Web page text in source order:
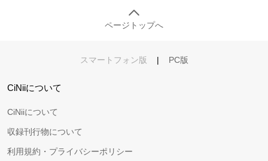
ページトップへ
スマートフォン版 | PC版
CiNiiについて
CiNiiについて
収録刊行物について
利用規約・プライバシーポリシー